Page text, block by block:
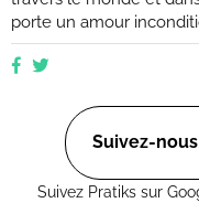
porte un amour
est mon havre de paix,
et m'émerveiller devant
ce soit dans un petit
verdoyant. Suivez-
Suivez Pratiks sur